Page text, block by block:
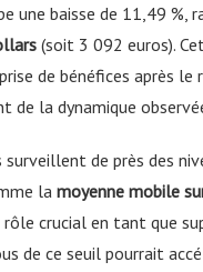
une baisse de 11,49 %,
(soit 3 092 euros).
de bénéfices après
de la dynamique
surveillent de près des
la moyenne mobile
crucial en tant que
de ce seuil pourrait